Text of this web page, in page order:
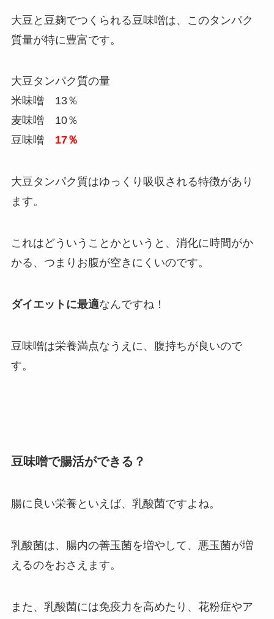
大豆と豆麹でつくられる豆味噌は、このタンパク
質量が特に豊富です。
大豆タンパク質の量
米味噌 13％
麦味噌 10％
豆味噌 17％
大豆タンパク質はゆっくり吸収される特徴があり
ます。
これはどういうことかというと、消化に時間がか
かる、つまりお腹が空きにくいのです。
ダイエットに最適なんですね！
豆味噌は栄養満点なうえに、腹持ちが良いので
す。
豆味噌で腸活ができる？
腸に良い栄養といえば、乳酸菌ですよね。
乳酸菌は、腸内の善玉菌を増やして、悪玉菌が増
えるのをおさえます。
また、乳酸菌には免疫力を高めたり、花粉症やア